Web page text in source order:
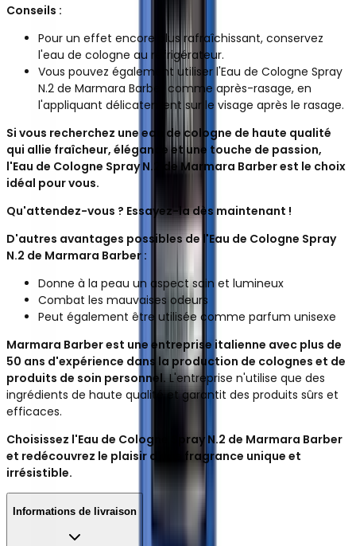
Conseils :
Pour un effet encore plus rafraîchissant, conservez
l'eau de cologne au réfrigérateur.
Vous pouvez également utiliser l'Eau de Cologne Spray
N.2 de Marmara Barber comme après-rasage, en
l'appliquant délicatement sur le visage après le rasage.
Si vous recherchez une eau de cologne de haute qualité
qui allie fraîcheur, élégance et une touche de passion,
l'Eau de Cologne Spray N.2 de Marmara Barber est le choix
idéal pour vous.
Qu'attendez-vous ? Essayez-la dès maintenant !
D'autres avantages possibles de l'Eau de Cologne Spray
N.2 de Marmara Barber :
Donne à la peau un aspect sain et lumineux
Combat les mauvaises odeurs
Peut également être utilisée comme parfum unisexe
Marmara Barber est une entreprise italienne avec plus de
50 ans d'expérience dans la production de colognes et de
produits de soin personnel.L'entreprise n'utilise que des
ingrédients de haute qualité et garantit des produits sûrs et
efficaces.
Choisissez l'Eau de Cologne Spray N.2 de Marmara Barber
et redécouvrez le plaisir d'une fragrance unique et
irrésistible.
Informations de livraison